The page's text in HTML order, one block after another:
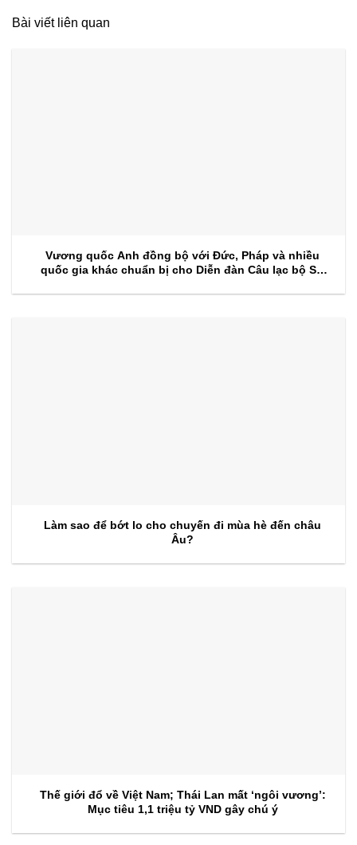
Bài viết liên quan
Vương quốc Anh đồng bộ với Đức, Pháp và nhiều
quốc gia khác chuẩn bị cho Diễn đàn Câu lạc bộ Sự
Làm sao để bớt lo cho chuyến đi mùa hè đến châu
Âu?
Thế giới đổ về Việt Nam; Thái Lan mất ‘ngôi vương’:
Mục tiêu 1,1 triệu tỷ VND gây chú ý